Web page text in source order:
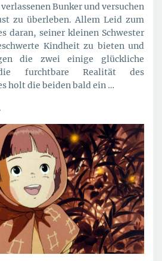
Bunker und versuchen
zu überleben. Allem Leid zum
daran, seiner kleinen Schwester
Kindheit zu bieten und
die zwei einige glückliche
furchtbare Realität des
holt die beiden bald ein …